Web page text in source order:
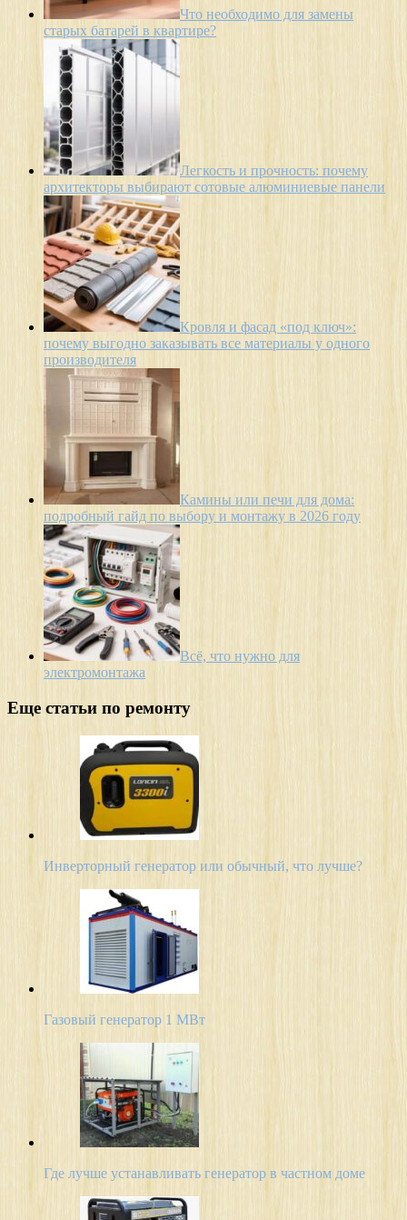
Что необходимо для замены
старых батарей в квартире?
Легкость и прочность: почему
архитекторы выбирают сотовые алюминиевые панели
Кровля и фасад «под ключ»:
почему выгодно заказывать все материалы у одного
производителя
Камины или печи для дома:
подробный гайд по выбору и монтажу в 2026 году
Всё, что нужно для
электромонтажа
Еще статьи по ремонту
Инверторный генератор или обычный, что лучше?
Газовый генератор 1 МВт
Где лучше устанавливать генератор в частном доме